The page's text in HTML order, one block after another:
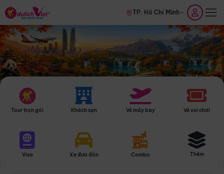
TP. Hồ Chí Minh
Tour trọn gói Khách sạn Vé máy bay Vé vui chơi
Visa Xe đưa đón Combo Thêm